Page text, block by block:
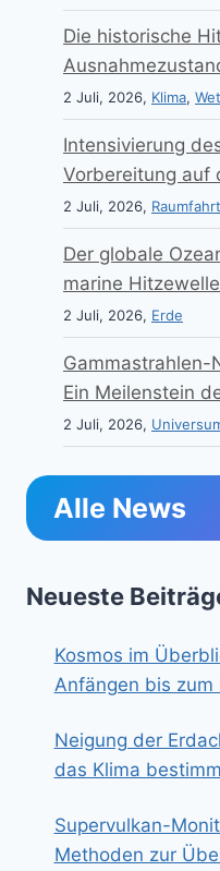
Die historische
2 Juli, 2026, Klima,
Intensivierung
Vorbereitung auf
2 Juli, 2026, Raumfahrt
Der globale
marine
2 Juli, 2026, Erde
Gammastrahlen-
Ein Meilenstein
2 Juli, 2026,
Alle News
Neueste
Kosmos im
Anfängen bis zum
Neigung der
das Klima
Supervulkan-
Methoden zur